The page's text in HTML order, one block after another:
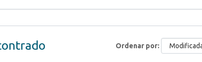
Ordenar por